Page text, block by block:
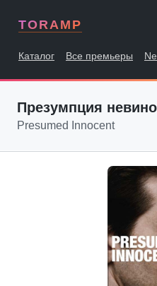
TORAMP
Каталог Все премьеры
Презумпция
Presumed Innocent